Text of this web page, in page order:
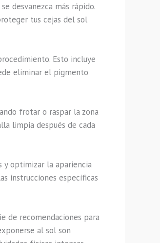
desvanezca más rápido.
tus cejas del sol
Esto incluye
eliminar el pigmento
frotar o raspar la zona
limpia después de cada
y optimizar la apariencia
instrucciones específicas
de recomendaciones para
al sol son